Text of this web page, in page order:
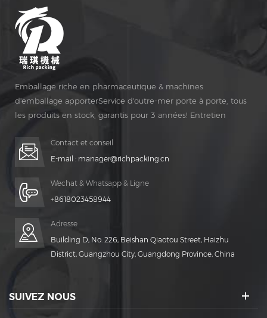
Emballage riche en pharmaceutique & machines
d'emballage apporterService d'outre-mer porte à porte, tous
les produits en stock, garantis pour 3 années! Entretien
Contact et conseil
E-mail : manager@richpacking.cn
Wechat & Whatsapp & Ligne
+8618023458944
Adresse
Building D, No. 226, Beishan Qiaotou Street, Haizhu
District, Guangzhou City, Guangdong Province, China
SUIVEZ NOUS